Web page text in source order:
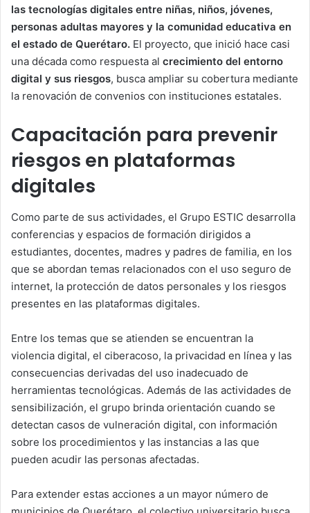
las tecnologías digitales entre niñas, niños, jóvenes,
personas adultas mayores y la comunidad educativa en
el estado de Querétaro. El proyecto, que inició hace casi
una década como respuesta al crecimiento del entorno
digital y sus riesgos, busca ampliar su cobertura mediante
la renovación de convenios con instituciones estatales.
Capacitación para prevenir
riesgos en plataformas
digitales
Como parte de sus actividades, el Grupo ESTIC desarrolla
conferencias y espacios de formación dirigidos a
estudiantes, docentes, madres y padres de familia, en los
que se abordan temas relacionados con el uso seguro de
internet, la protección de datos personales y los riesgos
presentes en las plataformas digitales.
Entre los temas que se atienden se encuentran la
violencia digital, el ciberacoso, la privacidad en línea y las
consecuencias derivadas del uso inadecuado de
herramientas tecnológicas. Además de las actividades de
sensibilización, el grupo brinda orientación cuando se
detectan casos de vulneración digital, con información
sobre los procedimientos y las instancias a las que
pueden acudir las personas afectadas.
Para extender estas acciones a un mayor número de